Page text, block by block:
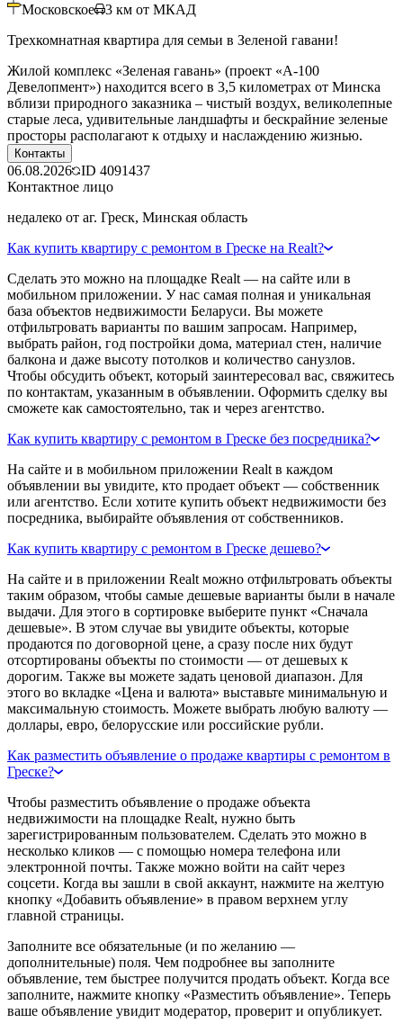
Московское 3 км от МКАД
Трехкомнатная квартира для семьи в Зеленой гавани!
Жилой комплекс «Зеленая гавань» (проект «А-100
Девелопмент») находится всего в 3,5 километрах от Минска
вблизи природного заказника – чистый воздух, великолепные
старые леса, удивительные ландшафты и бескрайние зеленые
просторы располагают к отдыху и наслаждению жизнью.
Контакты
06.08.2026 ID 4091437
Контактное лицо
недалеко от аг. Греск, Минская область
Как купить квартиру с ремонтом в Греске на Realt?
Сделать это можно на площадке Realt — на сайте или в
мобильном приложении. У нас самая полная и уникальная
база объектов недвижимости Беларуси. Вы можете
отфильтровать варианты по вашим запросам. Например,
выбрать район, год постройки дома, материал стен, наличие
балкона и даже высоту потолков и количество санузлов.
Чтобы обсудить объект, который заинтересовал вас, свяжитесь
по контактам, указанным в объявлении. Оформить сделку вы
сможете как самостоятельно, так и через агентство.
Как купить квартиру с ремонтом в Греске без посредника?
На сайте и в мобильном приложении Realt в каждом
объявлении вы увидите, кто продает объект — собственник
или агентство. Если хотите купить объект недвижимости без
посредника, выбирайте объявления от собственников.
Как купить квартиру с ремонтом в Греске дешево?
На сайте и в приложении Realt можно отфильтровать объекты
таким образом, чтобы самые дешевые варианты были в начале
выдачи. Для этого в сортировке выберите пункт «Сначала
дешевые». В этом случае вы увидите объекты, которые
продаются по договорной цене, а сразу после них будут
отсортированы объекты по стоимости — от дешевых к
дорогим. Также вы можете задать ценовой диапазон. Для
этого во вкладке «Цена и валюта» выставьте минимальную и
максимальную стоимость. Можете выбрать любую валюту —
доллары, евро, белорусские или российские рубли.
Как разместить объявление о продаже квартиры с ремонтом в
Греске?
Чтобы разместить объявление о продаже объекта
недвижимости на площадке Realt, нужно быть
зарегистрированным пользователем. Сделать это можно в
несколько кликов — с помощью номера телефона или
электронной почты. Также можно войти на сайт через
соцсети. Когда вы зашли в свой аккаунт, нажмите на желтую
кнопку «Добавить объявление» в правом верхнем углу
главной страницы.
Заполните все обязательные (и по желанию —
дополнительные) поля. Чем подробнее вы заполните
объявление, тем быстрее получится продать объект. Когда все
заполните, нажмите кнопку «Разместить объявление». Теперь
ваше объявление увидит модератор, проверит и опубликует.